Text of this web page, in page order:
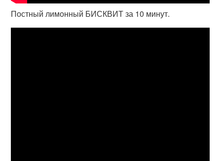
Постный лимонный БИСКВИТ за 10 минут.